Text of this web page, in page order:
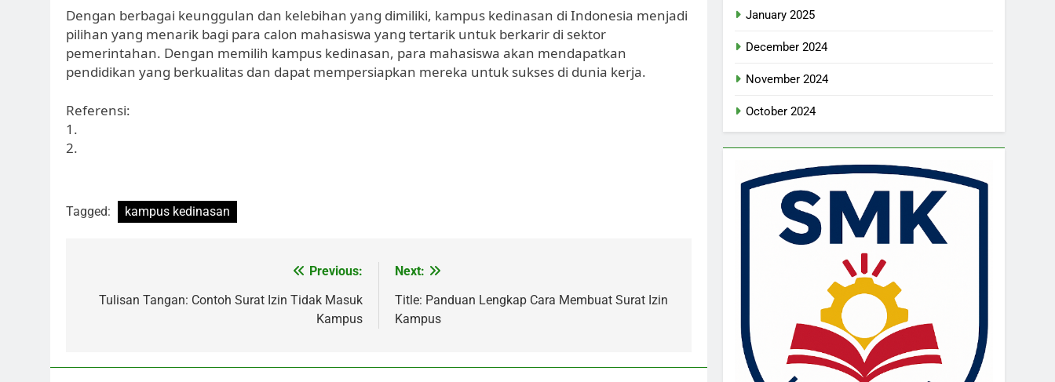
Dengan berbagai keunggulan dan kelebihan yang dimiliki, kampus kedinasan di Indonesia menjadi
pilihan yang menarik bagi para calon mahasiswa yang tertarik untuk berkarir di sektor
pemerintahan. Dengan memilih kampus kedinasan, para mahasiswa akan mendapatkan
pendidikan yang berkualitas dan dapat mempersiapkan mereka untuk sukses di dunia kerja.
Referensi:
1.
2.
Tagged: kampus kedinasan
navigation
Previous:
Tulisan Tangan: Contoh Surat Izin Tidak Masuk
Kampus
Next:
Title: Panduan Lengkap Cara Membuat Surat Izin
Kampus
January 2025
December 2024
November 2024
October 2024